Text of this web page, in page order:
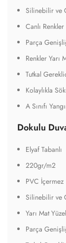
Silinebilir ve
Canlı Renkler
Parça
Renkler Yarı
Tutkal
Kolaylıkla
A Sınıfı
Dokulu
Elyaf Tabanlı
220gr/m2
PVC İçermez
Silinebilir ve
Yarı Mat
Parça